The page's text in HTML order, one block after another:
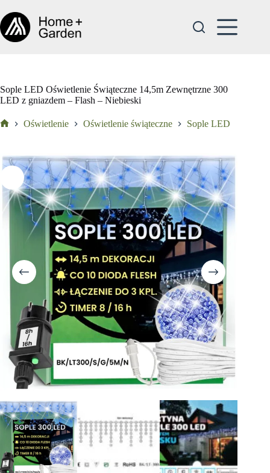
do
treści
Sople LED Oświetlenie Świąteczne 14,5m Zewnętrzne 300
LED z gniazdem – Flash – Niebieski
Oświetlenie Oświetlenie świąteczne Sople LED